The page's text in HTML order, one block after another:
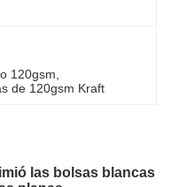
120gsm
de 120gsm Kraft
las bolsas blancas